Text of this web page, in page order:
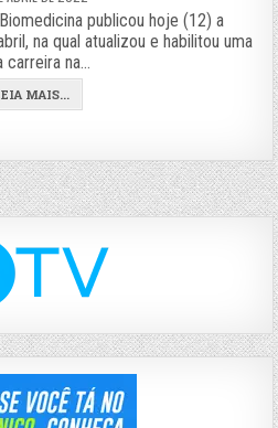
publicou hoje (12) a
na qual atualizou e habilitou uma
carreira na…
MAIS...